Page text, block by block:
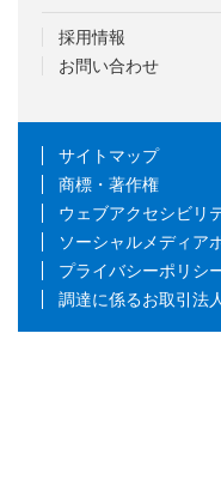
採用情報
お問い合わせ
サイトマップ
商標・著作権
ウェブアクセシビリ
ソーシャルメディア
プライバシーポリシ
調達に係るお取引法